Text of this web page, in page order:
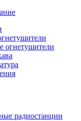
огнетушители
радиостанции